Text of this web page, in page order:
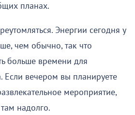
планах.
Энергии сегодня у
чем обычно, так что
больше времени для
Если вечером вы планируете
мероприятие,
надолго.